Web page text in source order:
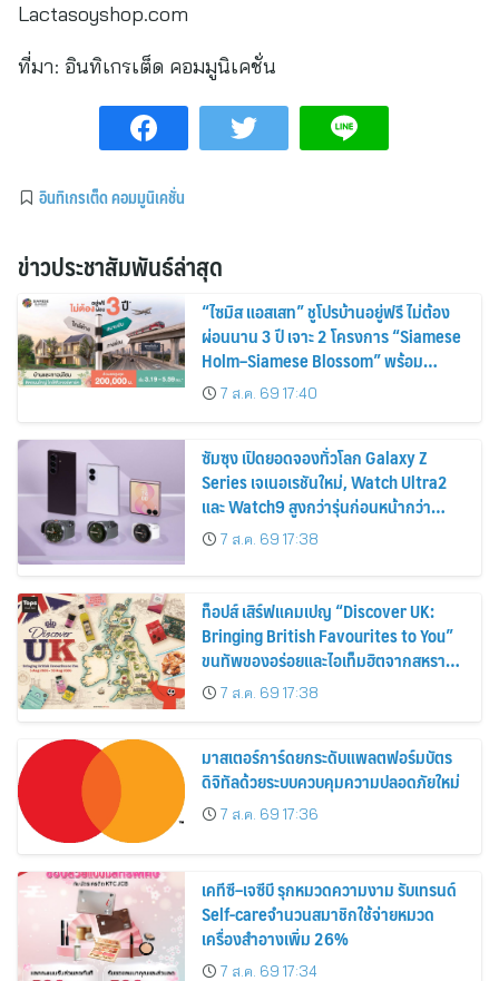
Lactasoyshop.com
ที่มา: อินทิเกรเต็ด คอมมูนิเคชั่น
อินทิเกรเต็ด คอมมูนิเคชั่น
ข่าวประชาสัมพันธ์ล่าสุด
“ไซมิส แอสเสท” ชูโปรบ้านอยู่ฟรี ไม่ต้อง
ผ่อนนาน 3 ปี เจาะ 2 โครงการ “Siamese
Holm–Siamese Blossom” พร้อม
ส่วนลดและสิทธิพิเศษถึง 31 สิงหาคม
2569
7 ส.ค. 69 17:40
ซัมซุง เปิดยอดจองทั่วโลก Galaxy Z
Series เจเนอเรชันใหม่, Watch Ultra2
และ Watch9 สูงกว่ารุ่นก่อนหน้ากว่า
30%7 ส.ค. 69 17:38
ท็อปส์ เสิร์ฟแคมเปญ “Discover UK:
Bringing British Favourites to You”
ขนทัพของอร่อยและไอเท็มฮิตจากสหราช
อาณาจักร ส่งตรงถึงมือตั้งแต่วันนี้ – 18
สิงหาคมนี้
7 ส.ค. 69 17:38
มาสเตอร์การ์ดยกระดับแพลตฟอร์มบัตร
ดิจิทัลด้วยระบบควบคุมความปลอดภัยใหม่
7 ส.ค. 69 17:36
เคทีซี–เจซีบี รุกหมวดความงาม รับเทรนด์
Self-careจำนวนสมาชิกใช้จ่ายหมวด
เครื่องสำอางเพิ่ม 26%
7 ส.ค. 69 17:34